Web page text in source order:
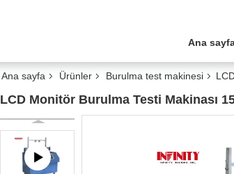
Ana
Ana sayfa Ürünler Burulma test makinesi
LCD Monitör Burulma Testi Makinası